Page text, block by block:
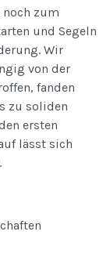
noch zum
und Segeln
Wir
von der
fanden
zu soliden
ersten
lässt sich